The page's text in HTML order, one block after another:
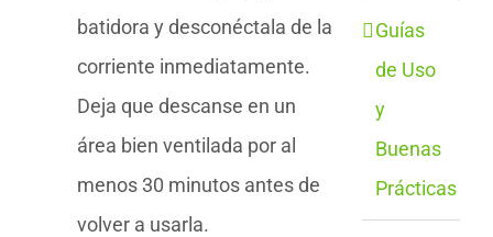
batidora y desconéctala de la
corriente inmediatamente.
Deja que descanse en un
área bien ventilada por al
menos 30 minutos antes de
volver a usarla.
Guías
de Uso
y
Buenas
Prácticas